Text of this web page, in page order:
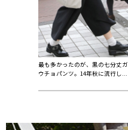
最も多かったのが、黒の七分丈ガ
ウチョパンツ。14年秋に流行し...